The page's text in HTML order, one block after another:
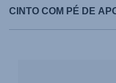
CINTO COM PÉ DE